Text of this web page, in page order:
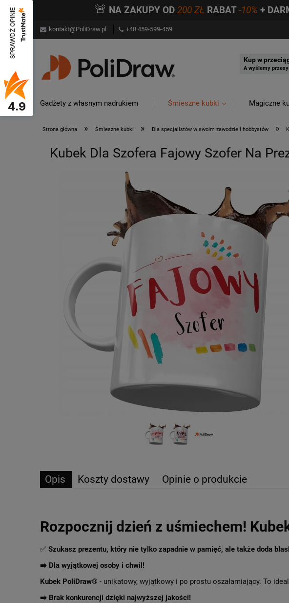
🚨 NA ZAKUPY OD 200 ZŁ RABAT-10% +
kontakt@PoliDraw.pl +48 459-599-459
Kup w
A wyślemy
Gadżety z własnym nadrukiem Śmieszne kubki Magiczne
Strona główna » Śmieszne kubki » Dla specjalistów w swoim zawodzie i hobbystów »
Kubek Dla Szofera Fajowy Szofer Na
Opis Koszty dostawy Opinie o produkcie
Rozpocznij dzień z uśmiechem!
✅ Szukasz prezentu, który nie tylko zapadnie w pamięć, ale także doda
➡️ Dla wyjątkowej osoby i chwil!
Kubek PoliDraw® - unikatowy, wyjątkowy i po prostu oszałamiający. To
➡️ Brak konkurencji dzięki najwyższej jakości!
SPRAWDŹ OPINIE
4.9